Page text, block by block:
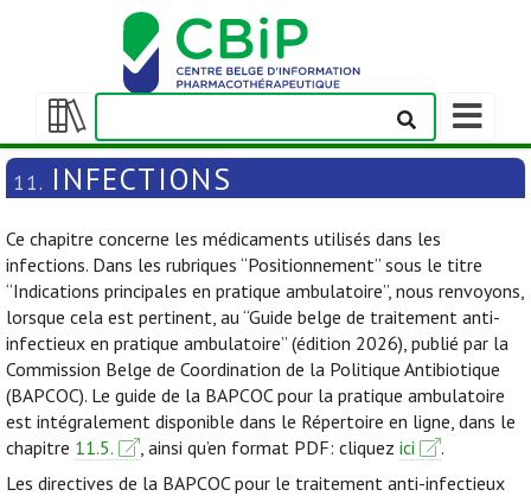
Afficher/masquer
la
table
matières
Afficher/
la
barre
navigation
11. INFECTIONS
Ce chapitre concerne les médicaments utilisés dans les
infections. Dans les rubriques “Positionnement” sous le titre
“Indications principales en pratique ambulatoire”, nous renvoyons,
lorsque cela est pertinent, au “Guide belge de traitement anti-
infectieux en pratique ambulatoire” (édition 2026), publié par la
Commission Belge de Coordination de la Politique Antibiotique
(BAPCOC). Le guide de la BAPCOC pour la pratique ambulatoire
est intégralement disponible dans le Répertoire en ligne, dans le
chapitre 11.5. , ainsi qu’en format PDF: cliquez ici
.
Les directives de la BAPCOC pour le traitement anti-infectieux